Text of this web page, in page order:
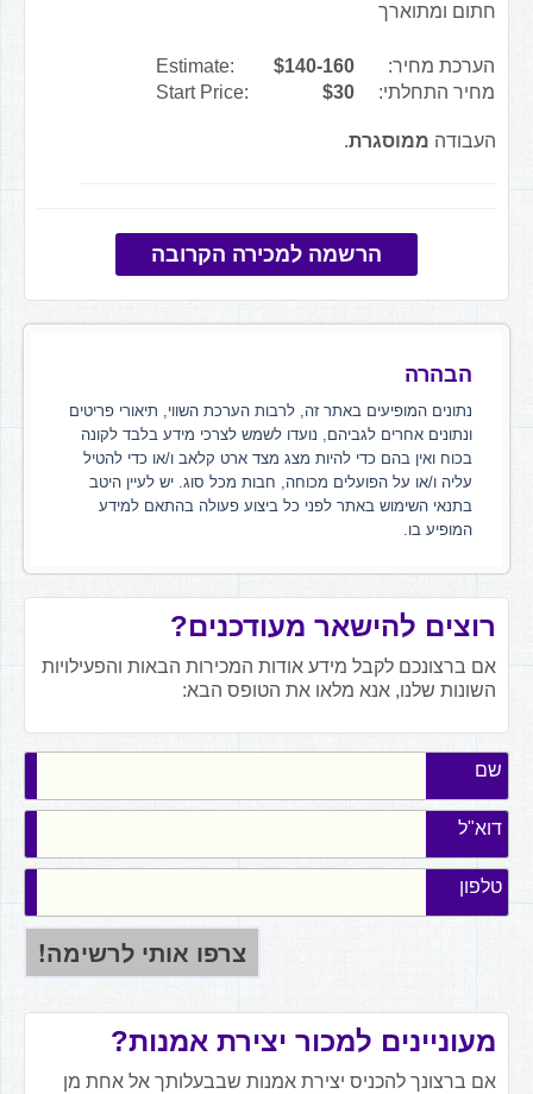
חתום ומתוארך
הערכת מחיר: $140-160
Estimate:
מחיר התחלתי:
$30
Start Price:
העבודה ממוסגרת.
הרשמה למכירה הקרובה
הבהרה
נתונים המופיעים באתר זה, לרבות הערכת השווי, תיאורי פריטים
ונתונים אחרים לגביהם, נועדו לשמש לצרכי מידע בלבד לקונה
בכוח ואין בהם כדי להיות מצג מצד ארט קלאב ו/או כדי להטיל
עליה ו/או על הפועלים מכוחה, חבות מכל סוג. יש לעיין היטב
בתנאי השימוש באתר לפני כל ביצוע פעולה בהתאם למידע
המופיע בו.
רוצים להישאר מעודכנים?
אם ברצונכם לקבל מידע אודות המכירות הבאות והפעילויות
השונות שלנו, אנא מלאו את הטופס הבא:
שם
דוא"ל
טלפון
מעוניינים למכור יצירת אמנות?
אם ברצונך להכניס יצירת אמנות שבבעלותך אל אחת מן